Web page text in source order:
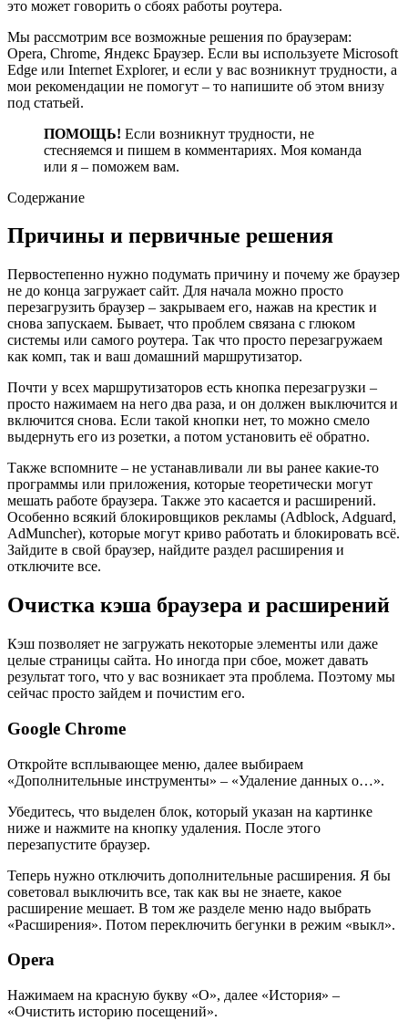
это может говорить о сбоях работы роутера.
Мы рассмотрим все возможные решения по браузерам:
Opera, Chrome, Яндекс Браузер. Если вы используете Microsoft
Edge или Internet Explorer, и если у вас возникнут трудности, а
мои рекомендации не помогут – то напишите об этом внизу
под статьей.
ПОМОЩЬ! Если возникнут трудности, не
стесняемся и пишем в комментариях. Моя команда
или я – поможем вам.
Содержание
Причины и первичные решения
Первостепенно нужно подумать причину и почему же браузер
не до конца загружает сайт. Для начала можно просто
перезагрузить браузер – закрываем его, нажав на крестик и
снова запускаем. Бывает, что проблем связана с глюком
системы или самого роутера. Так что просто перезагружаем
как комп, так и ваш домашний маршрутизатор.
Почти у всех маршрутизаторов есть кнопка перезагрузки –
просто нажимаем на него два раза, и он должен выключится и
включится снова. Если такой кнопки нет, то можно смело
выдернуть его из розетки, а потом установить её обратно.
Также вспомните – не устанавливали ли вы ранее какие-то
программы или приложения, которые теоретически могут
мешать работе браузера. Также это касается и расширений.
Особенно всякий блокировщиков рекламы (Adblock, Adguard,
AdMuncher), которые могут криво работать и блокировать всё.
Зайдите в свой браузер, найдите раздел расширения и
отключите все.
Очистка кэша браузера и расширений
Кэш позволяет не загружать некоторые элементы или даже
целые страницы сайта. Но иногда при сбое, может давать
результат того, что у вас возникает эта проблема. Поэтому мы
сейчас просто зайдем и почистим его.
Google Chrome
Откройте всплывающее меню, далее выбираем
«Дополнительные инструменты» – «Удаление данных о…».
Убедитесь, что выделен блок, который указан на картинке
ниже и нажмите на кнопку удаления. После этого
перезапустите браузер.
Теперь нужно отключить дополнительные расширения. Я бы
советовал выключить все, так как вы не знаете, какое
расширение мешает. В том же разделе меню надо выбрать
«Расширения». Потом переключить бегунки в режим «выкл».
Opera
Нажимаем на красную букву «О», далее «История» –
«Очистить историю посещений».